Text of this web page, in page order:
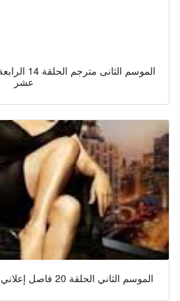
عشر
مسلسل The Good Wife الموسم الثاني الحلقة 20 فاصل إعلاني